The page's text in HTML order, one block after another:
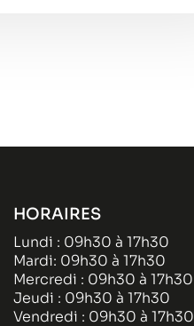
HORAIRES
Lundi : 09h30 à 17h30
Mardi: 09h30 à 17h30
Mercredi : 09h30 à 17h30
Jeudi : 09h30 à 17h30
Vendredi : 09h30 à 17h30